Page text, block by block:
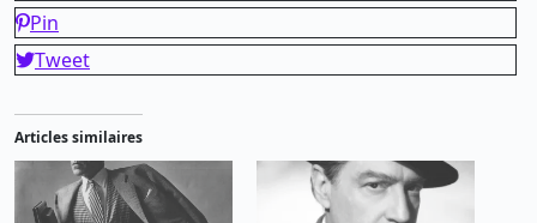
Pin
Tweet
Articles similaires